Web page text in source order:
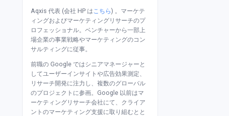
Aqxis 代表 (会社 HP はこちら) 。マーケテ
ィングおよびマーケティングリサーチのプ
ロフェッショナル。ベンチャーから一部上
場企業の事業戦略やマーケティングのコン
サルティングに従事。
前職の Google ではシニアマネージャーと
してユーザーインサイトや広告効果測定、
リサーチ開発に注力し、複数のグローバル
のプロジェクトに参画。Google 以前はマ
ーケティングリサーチ会社にて、クライア
ントのマーケティング支援に取り組むとと